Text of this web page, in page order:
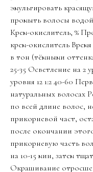
эмульгировать
промыть волосы
Крем-окислитель, %
крем-окислитель
в тон (тёмными
25-35 Осветление на 2
уровня 12 1:2 40-60
натуральных волосах
по всей длине волос,
прикорневой част,
после окончании
прикорневую часть
на 10-15 мин, затем
Окрашивание